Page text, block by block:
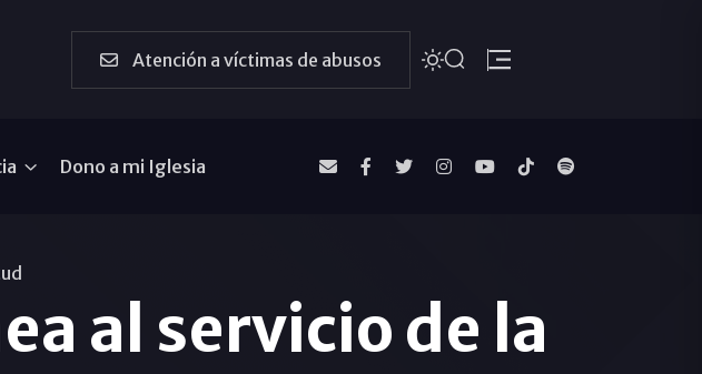
Atención a víctimas de abusos
Dono a mi Iglesia
al servicio de la